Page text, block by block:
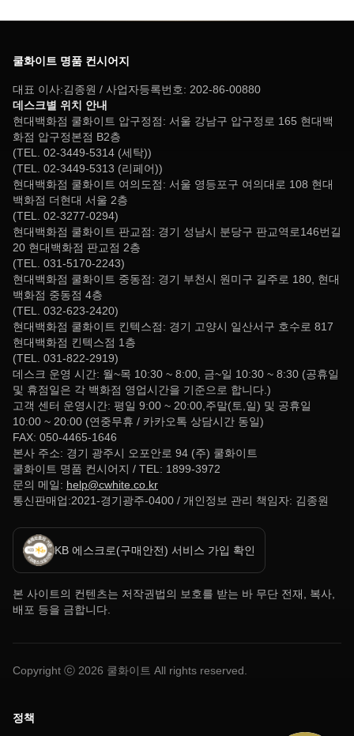
쿨화이트 명품 컨시어지
대표 이사:김종원 / 사업자등록번호: 202-86-00880
데스크별 위치 안내
현대백화점 쿨화이트 압구정점: 서울 강남구 압구정로 165 현대백
화점 압구정본점 B2층
(TEL. 02-3449-5314 (세탁))
(TEL. 02-3449-5313 (리페어))
현대백화점 쿨화이트 여의도점: 서울 영등포구 여의대로 108 현대
백화점 더현대 서울 2층
(TEL. 02-3277-0294)
현대백화점 쿨화이트 판교점: 경기 성남시 분당구 판교역로146번길
20 현대백화점 판교점 2층
(TEL. 031-5170-2243)
현대백화점 쿨화이트 중동점: 경기 부천시 원미구 길주로 180, 현대
백화점 중동점 4층
(TEL. 032-623-2420)
현대백화점 쿨화이트 킨텍스점: 경기 고양시 일산서구 호수로 817
현대백화점 킨텍스점 1층
(TEL. 031-822-2919)
데스크 운영 시간: 월~목 10:30 ~ 8:00, 금~일 10:30 ~ 8:30 (공휴일
및 휴점일은 각 백화점 영업시간을 기준으로 합니다.)
고객 센터 운영시간: 평일 9:00 ~ 20:00,주말(토,일) 및 공휴일
10:00 ~ 20:00 (연중무휴 / 카카오톡 상담시간 동일)
FAX: 050-4465-1646
본사 주소: 경기 광주시 오포안로 94 (주) 쿨화이트
쿨화이트 명품 컨시어지 / TEL: 1899-3972
문의 메일: help@cwhite.co.kr
통신판매업:2021-경기광주-0400 / 개인정보 관리 책임자: 김종원
KB 에스크로(구매안전) 서비스 가입 확인
본 사이트의 컨텐츠는 저작권법의 보호를 받는 바 무단 전재, 복사,
배포 등을 금합니다.
Copyright ⓒ 2026 쿨화이트 All rights reserved.
정책